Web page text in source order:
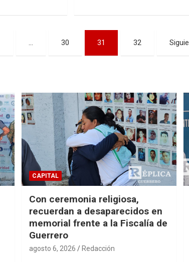
… 30 31 32
CAPITAL
Con ceremonia religiosa,
recuerdan a desaparecidos en
memorial frente a la Fiscalía de
Guerrero
agosto 6, 2026 Redacción